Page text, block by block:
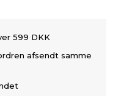
599 DKK
afsendt samme